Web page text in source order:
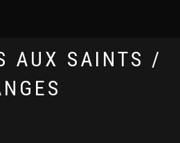
AUX SAINTS /